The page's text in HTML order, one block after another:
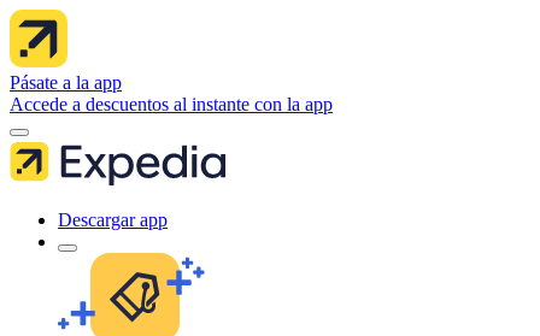
Pásate a la app
Accede a descuentos al instante con la app
Descargar app